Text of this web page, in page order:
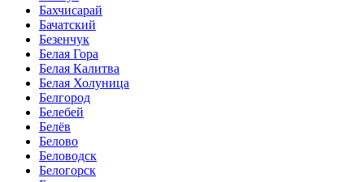
Бахчисарай
Бачатский
Безенчук
Белая Гора
Белая Калитва
Белая Холуница
Белгород
Белебей
Белёв
Белово
Беловодск
Белогорск